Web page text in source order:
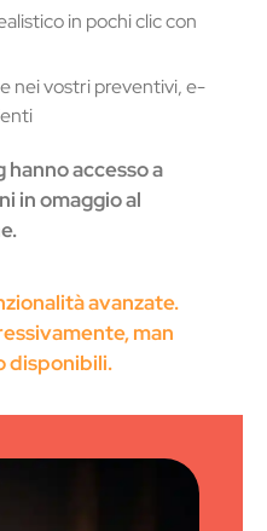
in pochi clic con
nei vostri preventivi, e-
accesso a
in omaggio al
avanzate.
man
disponibili.